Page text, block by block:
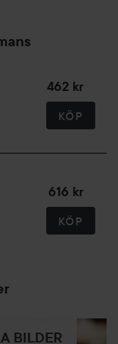
462 kr
KÖP
616 kr
KÖP
BILDER